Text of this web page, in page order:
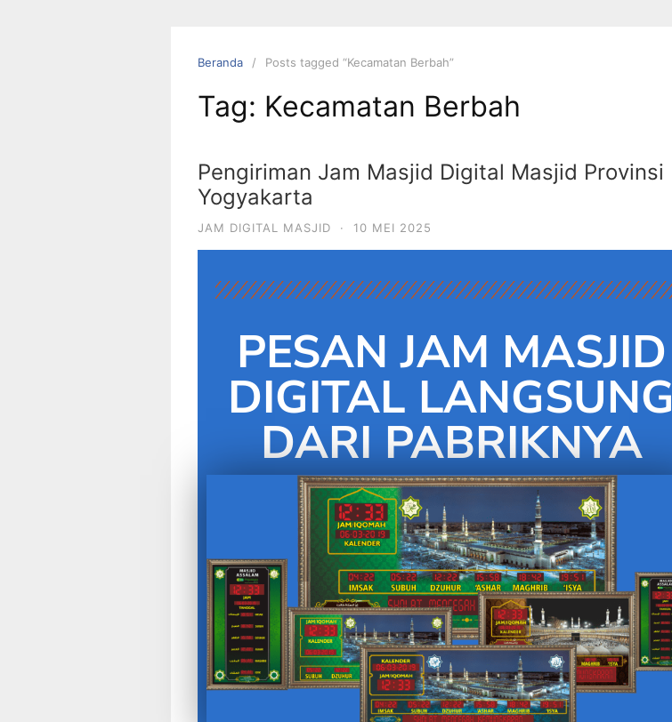
Beranda Posts tagged “Kecamatan Berbah”
Tag: Kecamatan Berbah
Pengiriman Jam Masjid Digital Masjid Provinsi
Yogyakarta
JAM DIGITAL MASJID · 10 MEI 2025
PESAN JAM MASJID
DIGITAL LANGSUNG
DARI PABRIKNYA